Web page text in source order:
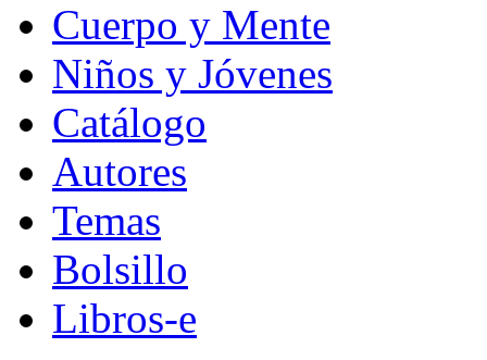
Cuerpo y Mente
Niños y Jóvenes
Catálogo
Autores
Temas
Bolsillo
Libros-e